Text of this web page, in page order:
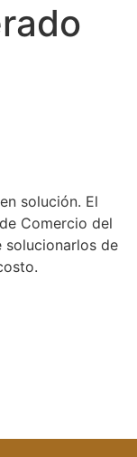
solución. El
Comercio del
solucionarlos de